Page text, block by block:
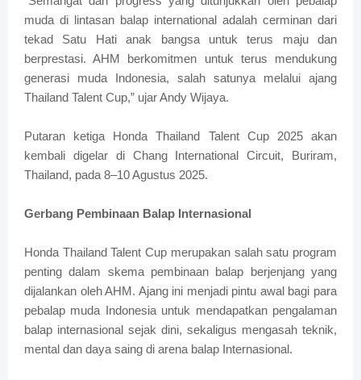
muda di lintasan balap international adalah cerminan dari
tekad Satu Hati anak bangsa untuk terus maju dan
berprestasi. AHM berkomitmen untuk terus mendukung
generasi muda Indonesia, salah satunya melalui ajang
Thailand Talent Cup,” ujar Andy Wijaya.
Putaran ketiga Honda Thailand Talent Cup 2025 akan
kembali digelar di Chang International Circuit, Buriram,
Thailand, pada 8–10 Agustus 2025.
Gerbang Pembinaan Balap Internasional
Honda Thailand Talent Cup merupakan salah satu program
penting dalam skema pembinaan balap berjenjang yang
dijalankan oleh AHM. Ajang ini menjadi pintu awal bagi para
pebalap muda Indonesia untuk mendapatkan pengalaman
balap internasional sejak dini, sekaligus mengasah teknik,
mental dan daya saing di arena balap Internasional.